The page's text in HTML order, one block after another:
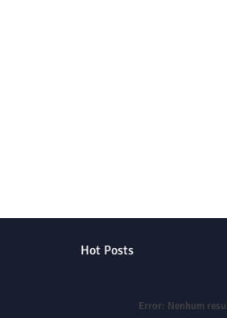
Hot Posts
Error: Nenhum